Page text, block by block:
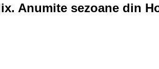
Anumite sezoane din